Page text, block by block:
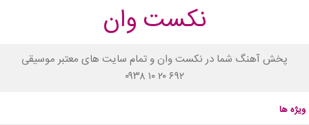
نکست وان
پخش آهنگ شما در نکست وان و تمام سایت های معتبر موسیقی
۰۹۳۸ ۱۰ ۲۰ ۶۹۲
ویژه ها